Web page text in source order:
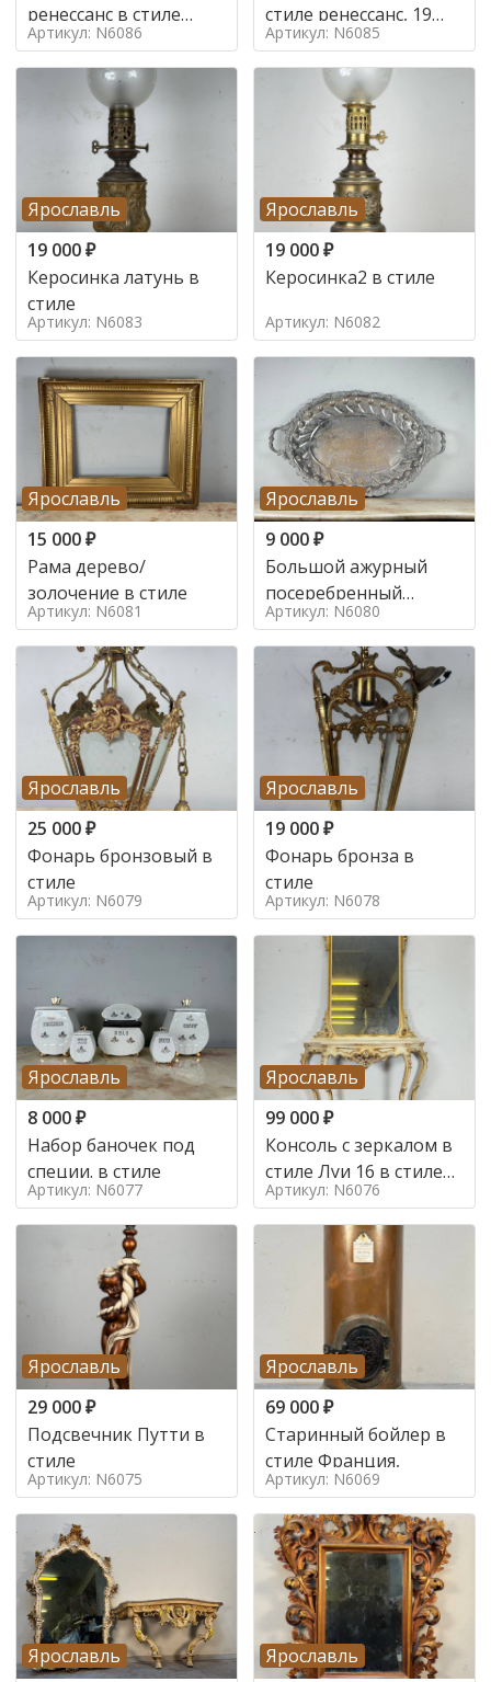
ренессанс в стиле
ренессанс,
Артикул: N6086
стиле ренессанс, 19
век
Артикул: N6085
Ярославль
19 000₽
Керосинка латунь в
стиле
Артикул: N6083
Ярославль
19 000₽
Керосинка2 в стиле
Артикул: N6082
Ярославль
15 000₽
Рама дерево/
золочение в стиле
Артикул: N6081
Ярославль
9 000₽
Большой ажурный
посеребренный
поднос в стиле
Артикул: N6080
Ярославль
25 000₽
Фонарь бронзовый в
стиле
Артикул: N6079
Ярославль
19 000₽
Фонарь бронза в
стиле
Артикул: N6078
Ярославль
8 000₽
Набор баночек под
специи. в стиле
Артикул: N6077
Ярославль
99 000₽
Консоль с зеркалом в
стиле Луи 16 в стиле
Луи 16, Италия,
Артикул: N6076
Ярославль
29 000₽
Подсвечник Путти в
стиле
Артикул: N6075
Ярославль
69 000₽
Старинный бойлер в
стиле Франция,
Артикул: N6069
Ярославль
Ярославль